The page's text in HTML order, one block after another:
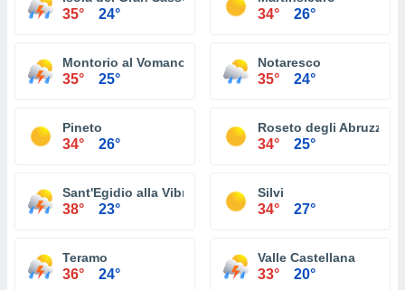
35° 24° 34° 26°
Montorio al Vomano
35° 25°
Notaresco
35° 24°
Pineto
34° 26°
Roseto degli Abruzzi
34° 25°
Sant'Egidio alla Vibrata
38° 23°
Silvi
34° 27°
Teramo
36° 24°
Valle Castellana
33° 20°